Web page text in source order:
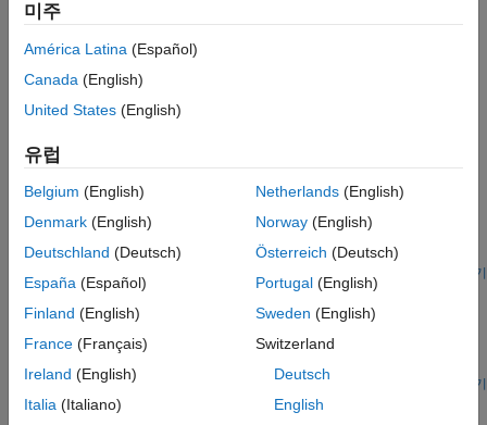
쿼터니언 수학
물리적 단위 및 시간 단위 변환
좌표축 변환
좌표축 변환, 예를 들어 오일러 각에서 쿼터니언으로의 변환 및
오일러-로드리게스 각에서 쿼터니언으로의 변환
쿼터니언 수학
항공우주 쿼터니언 수학
추천 예제
Marine Navigation Using Planetary Ephemerides
Perform celestial navigation of a marine vessel by using the
planetary ephemerides.
라이브 스크립트 열기
Estimate Sun Analemma Using Planetary Ephemerides
and ECI to AER Transformation
Estimate the analemma relative to the Royal Observatory at
라이브 스크립트 열기
이 페이지가 얼마나 도움이 되었습니까?
미주
América Latina (Español)
Canada (English)
United States (English)
유럽
Belgium (English)
Denmark (English)
Deutschland (Deutsch)
España (Español)
Finland (English)
France (Français)
Ireland (English)
Italia (Italiano)
Netherlands(English)
Norway(English)
Österreich (Deutsch)
Portugal(English)
Sweden (English)
Switzerland
Deutsch
English